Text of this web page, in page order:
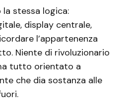
la stessa logica:
display centrale,
l’appartenenza
Niente di rivoluzionario
tutto orientato a
che dia sostanza alle